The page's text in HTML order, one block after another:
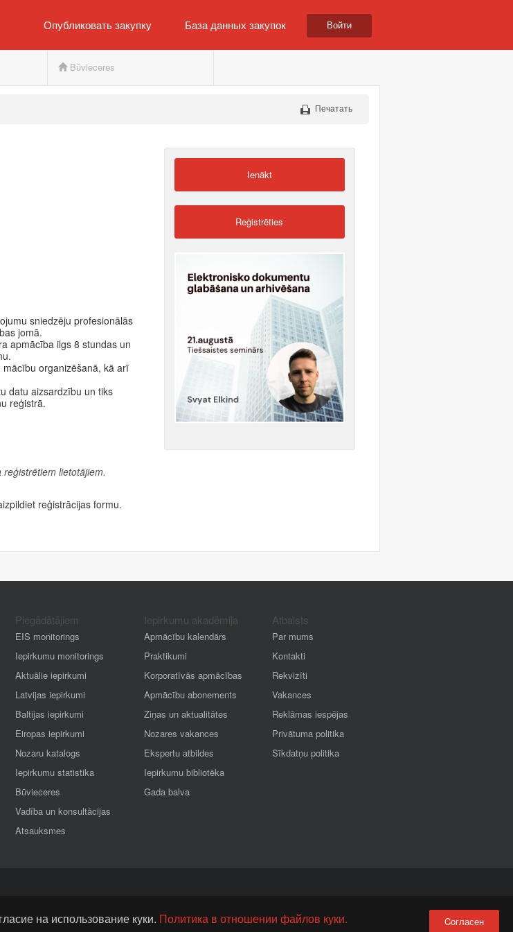
и продавцу
Опубликовать закупку База данных закупок Войти
Būvieceres
Печатать
sniedzēju profesionālās
jomā.
apmācība ilgs 8 stundas un
organizēšanā, kā arī
datu aizsardzību un tiks
reģistrā.
lietotājiem.
reģistrācijas formu.
Ienākt
Reģistrēties
Piegādātājiem
EIS monitorings
Iepirkumu monitorings
Aktuālie iepirkumi
Latvijas iepirkumi
Baltijas iepirkumi
Eiropas iepirkumi
Nozaru katalogs
Iepirkumu statistika
Būvieceres
Vadība un konsultācijas
Atsauksmes
Iepirkumu akadēmija
Apmācību kalendārs
Praktikumi
Korporatīvās apmācības
Apmācību abonements
Ziņas un aktualitātes
Nozares vakances
Ekspertu atbildes
Iepirkumu bibliotēka
Gada balva
Atbalsts
Par mums
Kontakti
Rekvizīti
Vakances
Reklāmas iespējas
Privātuma politika
Sīkdatņu politika
на использование куки. Политика в отношении файлов куки. Cогласен